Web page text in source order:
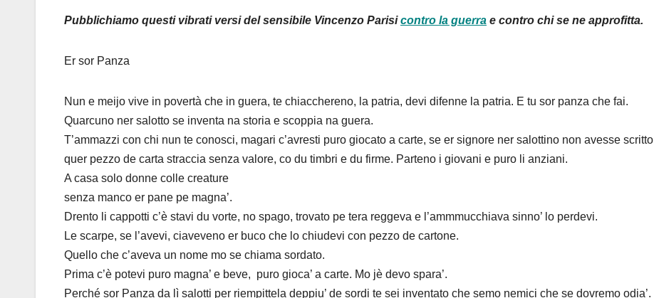
Pubblichiamo questi vibrati versi del sensibile Vincenzo Parisicontro la guerra e contro chi se ne approfitta.
Er sor Panza
Nun e meijo vive in povertà che in guera, te chiacchereno, la patria, devi difenne la patria. E tu sor panza che fai.
Quarcuno ner salotto se inventa na storia e scoppia na guera.
T’ammazzi con chi nun te conosci, magari c’avresti puro giocato a carte, se er signore ner salottino non avesse scritto
quer pezzo de carta straccia senza valore, co du timbri e du firme. Parteno i giovani e puro li anziani.
A casa solo donne colle creature
senza manco er pane pe magna’.
Drento li cappotti c’è stavi du vorte, no spago, trovato pe tera reggeva e l’ammmucchiava sinno’ lo perdevi.
Le scarpe, se l’avevi, ciaveveno er buco che lo chiudevi con pezzo de cartone.
Quello che c’aveva un nome mo se chiama sordato.
Prima c’è potevi puro magna’ e beve, puro gioca’ a carte. Mo jè devo spara’.
Perché sor Panza da lì salotti per riempittela deppiu’ de sordi te sei inventato che semo nemici che se dovremo odia’.